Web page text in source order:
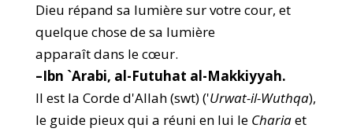
Dieu répand sa lumière sur votre cour, et
quelque chose de sa lumière
apparaît dans le cœur.
–Ibn `Arabi, al-Futuhat al-Makkiyyah.
Il est la Corde d'Allah (swt) ('Urwat-il-Wuthqa),
le guide pieux qui a réuni en lui le Chariaet